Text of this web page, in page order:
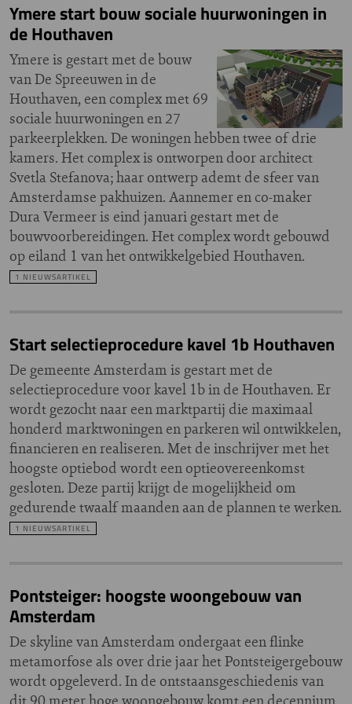
Ymere start bouw sociale huurwoningen in
de Houthaven
Ymere is gestart met de bouw
van De Spreeuwen in de
Houthaven, een complex met 69
sociale huurwoningen en 27
parkeerplekken. De woningen hebben twee of drie
kamers. Het complex is ontworpen door architect
Svetla Stefanova; haar ontwerp ademt de sfeer van
Amsterdamse pakhuizen. Aannemer en co-maker
Dura Vermeer is eind januari gestart met de
bouwvoorbereidingen. Het complex wordt gebouwd
op eiland 1 van het ontwikkelgebied Houthaven.
1 NIEUWSARTIKEL
Start selectieprocedure kavel 1b Houthaven
De gemeente Amsterdam is gestart met de
selectieprocedure voor kavel 1b in de Houthaven. Er
wordt gezocht naar een marktpartij die maximaal
honderd marktwoningen en parkeren wil ontwikkelen,
financieren en realiseren. Met de inschrijver met het
hoogste optiebod wordt een optieovereenkomst
gesloten. Deze partij krijgt de mogelijkheid om
gedurende twaalf maanden aan de plannen te werken.
1 NIEUWSARTIKEL
Pontsteiger: hoogste woongebouw van
Amsterdam
De skyline van Amsterdam ondergaat een flinke
metamorfose als over drie jaar het Pontsteigergebouw
wordt opgeleverd. In de ontstaansgeschiedenis van